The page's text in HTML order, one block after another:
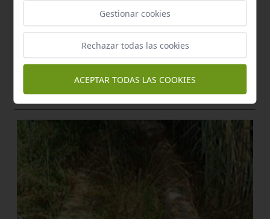
Manantial
Fuente de la aÑora
Gestionar cookies
Rechazar todas las cookies
ACEPTAR TODAS LAS COOKIES